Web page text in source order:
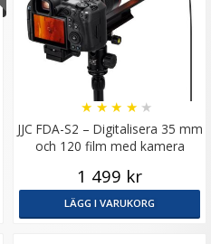
JJC FDA-S2 – Digitalisera 35 mm
och 120 film med kamera
★ ★ ★ ★ ★
1 499 kr
LÄGG I VARUKORG